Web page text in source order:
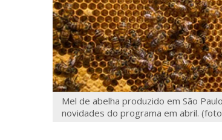
Mel de abelha produzido em São
novidades do programa em abril.